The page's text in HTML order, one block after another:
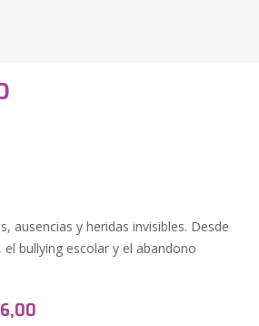
ausencias y heridas invisibles. Desde
bullying escolar y el abandono